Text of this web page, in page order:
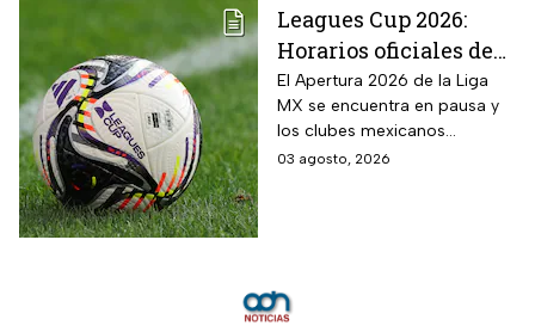
Leagues Cup 2026:
Horarios oficiales de
los partidos de la Liga
MX vs MLS de la Fase
1
El Apertura 2026 de la Liga
MX se encuentra en pausa y
los clubes mexicanos
competirán en el torneo
03 agosto, 2026